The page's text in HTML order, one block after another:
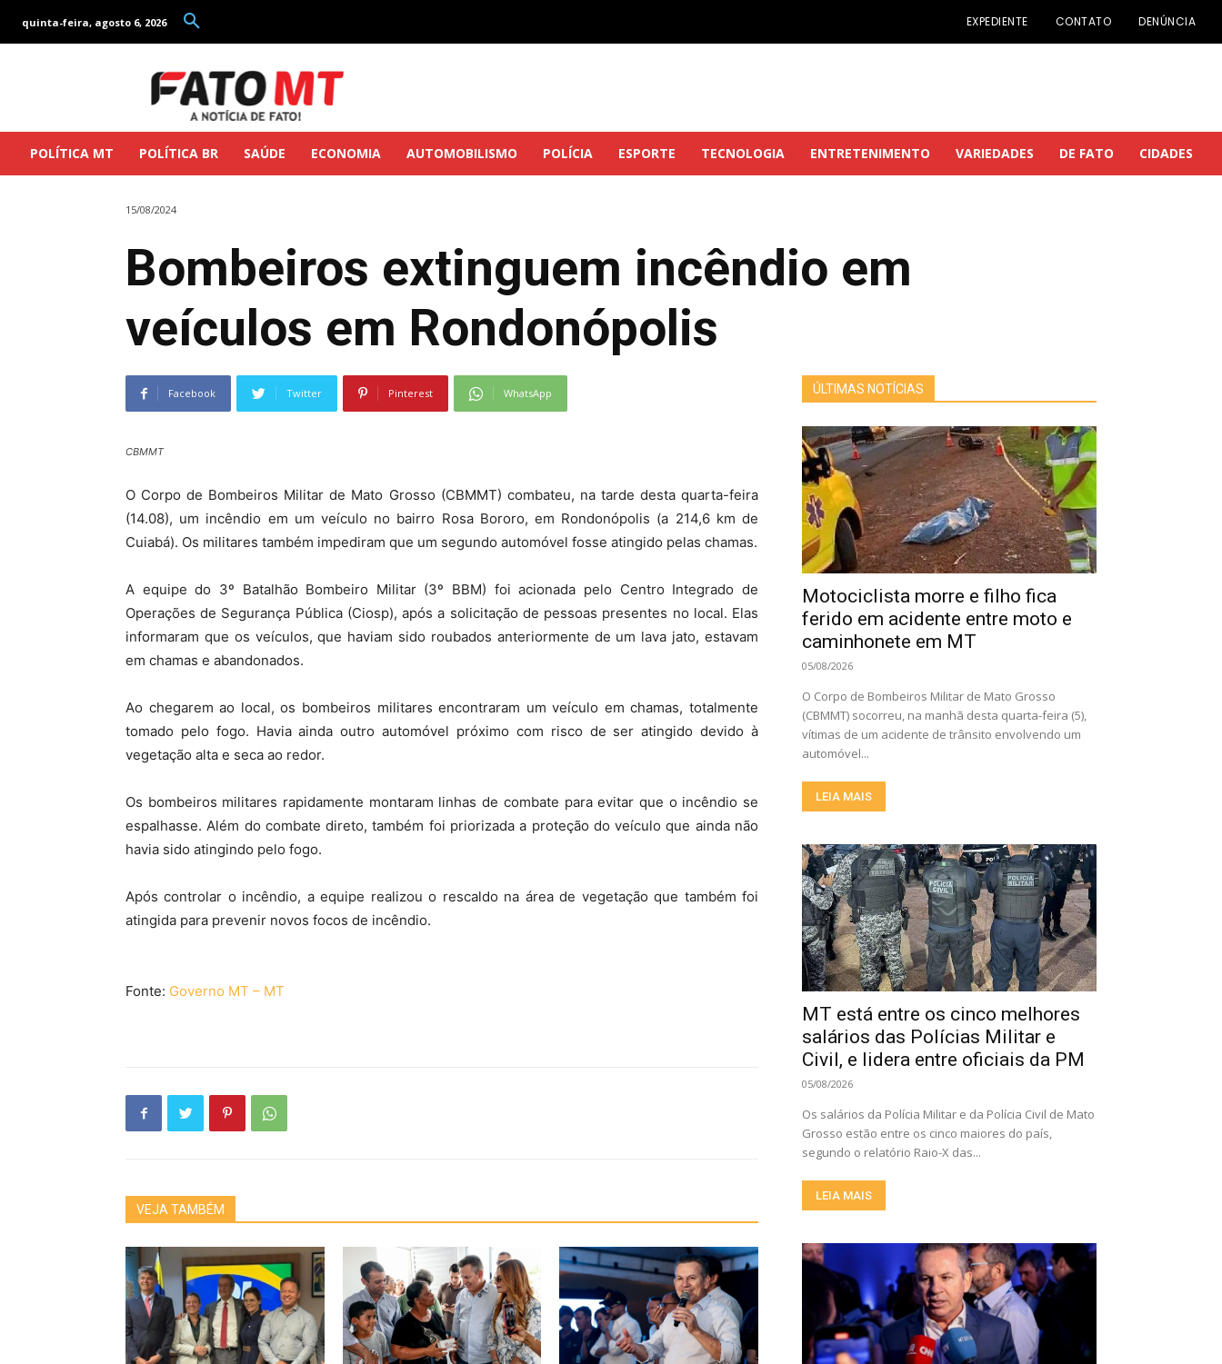
quinta-feira, agosto 6, 2026 EXPEDIENTE CONTATO DENÚNCIA
POLÍTICA MT POLÍTICA BR SAÚDE ECONOMIA AUTOMOBILISMO POLÍCIA ESPORTE TECNOLOGIA ENTRETENIMENTO VARIEDADES DE FATO CIDADES
15/08/2024
Bombeiros extinguem incêndio em
veículos em Rondonópolis
Facebook Twitter Pinterest WhatsApp
CBMMT
O Corpo de Bombeiros Militar de Mato Grosso (CBMMT) combateu, na tarde desta quarta-feira
(14.08), um incêndio em um veículo no bairro Rosa Bororo, em Rondonópolis (a 214,6 km de
Cuiabá). Os militares também impediram que um segundo automóvel fosse atingido pelas chamas.
A equipe do 3º Batalhão Bombeiro Militar (3º BBM) foi acionada pelo Centro Integrado de
Operações de Segurança Pública (Ciosp), após a solicitação de pessoas presentes no local. Elas
informaram que os veículos, que haviam sido roubados anteriormente de um lava jato, estavam
em chamas e abandonados.
Ao chegarem ao local, os bombeiros militares encontraram um veículo em chamas, totalmente
tomado pelo fogo. Havia ainda outro automóvel próximo com risco de ser atingido devido à
vegetação alta e seca ao redor.
Os bombeiros militares rapidamente montaram linhas de combate para evitar que o incêndio se
espalhasse. Além do combate direto, também foi priorizada a proteção do veículo que ainda não
havia sido atingindo pelo fogo.
Após controlar o incêndio, a equipe realizou o rescaldo na área de vegetação que também foi
atingida para prevenir novos focos de incêndio.
Fonte: Governo MT – MT
VEJA TAMBÉM
ÚLTIMAS NOTÍCIAS
Motociclista morre e filho fica
ferido em acidente entre moto e
caminhonete em MT
05/08/2026
O Corpo de Bombeiros Militar de Mato Grosso
(CBMMT) socorreu, na manhã desta quarta-feira (5),
vítimas de um acidente de trânsito envolvendo um
automóvel...
LEIA MAIS
MT está entre os cinco melhores
salários das Polícias Militar e
Civil, e lidera entre oficiais da PM
05/08/2026
Os salários da Polícia Militar e da Polícia Civil de Mato
Grosso estão entre os cinco maiores do país,
segundo o relatório Raio-X das...
LEIA MAIS